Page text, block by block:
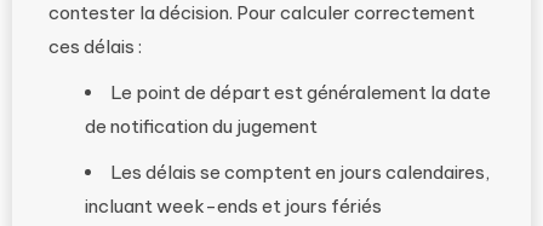
contester la décision. Pour calculer correctement
ces délais :
Le point de départ est généralement la date
de notification du jugement
Les délais se comptent en jours calendaires,
incluant week-ends et jours fériés